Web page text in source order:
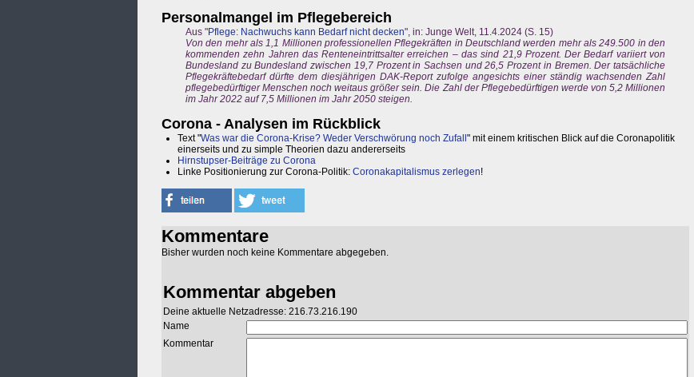
Personalmangel im Pflegebereich
Aus "Pflege: Nachwuchs kann Bedarf nicht decken", in: Junge Welt, 11.4.2024 (S. 15)
Von den mehr als 1,1 Millionen professionellen Pflegekräften in Deutschland werden mehr als 249.500 in den
kommenden zehn Jahren das Renteneintrittsalter erreichen – das sind 21,9 Prozent. Der Bedarf variiert von
Bundesland zu Bundesland zwischen 19,7 Prozent in Sachsen und 26,5 Prozent in Bremen. Der tatsächliche
Pflegekräftebedarf dürfte dem diesjährigen DAK-Report zufolge angesichts einer ständig wachsenden Zahl
pflegebedürftiger Menschen noch weitaus größer sein. Die Zahl der Pflegebedürftigen werde von 5,2 Millionen
im Jahr 2022 auf 7,5 Millionen im Jahr 2050 steigen.
Corona - Analysen im Rückblick
Text "Was war die Corona-Krise? Weder Verschwörung noch Zufall " mit einem kritischen Blick auf die Coronapolitik
einerseits und zu simple Theorien dazu andererseits
Hirnstupser-Beiträge zu Corona
Linke Positionierung zur Corona-Politik: Coronakapitalismus zerlegen!
Kommentare
Bisher wurden noch keine Kommentare abgegeben.
Kommentar abgeben
Deine aktuelle Netzadresse: 216.73.216.190
Name
Kommentar